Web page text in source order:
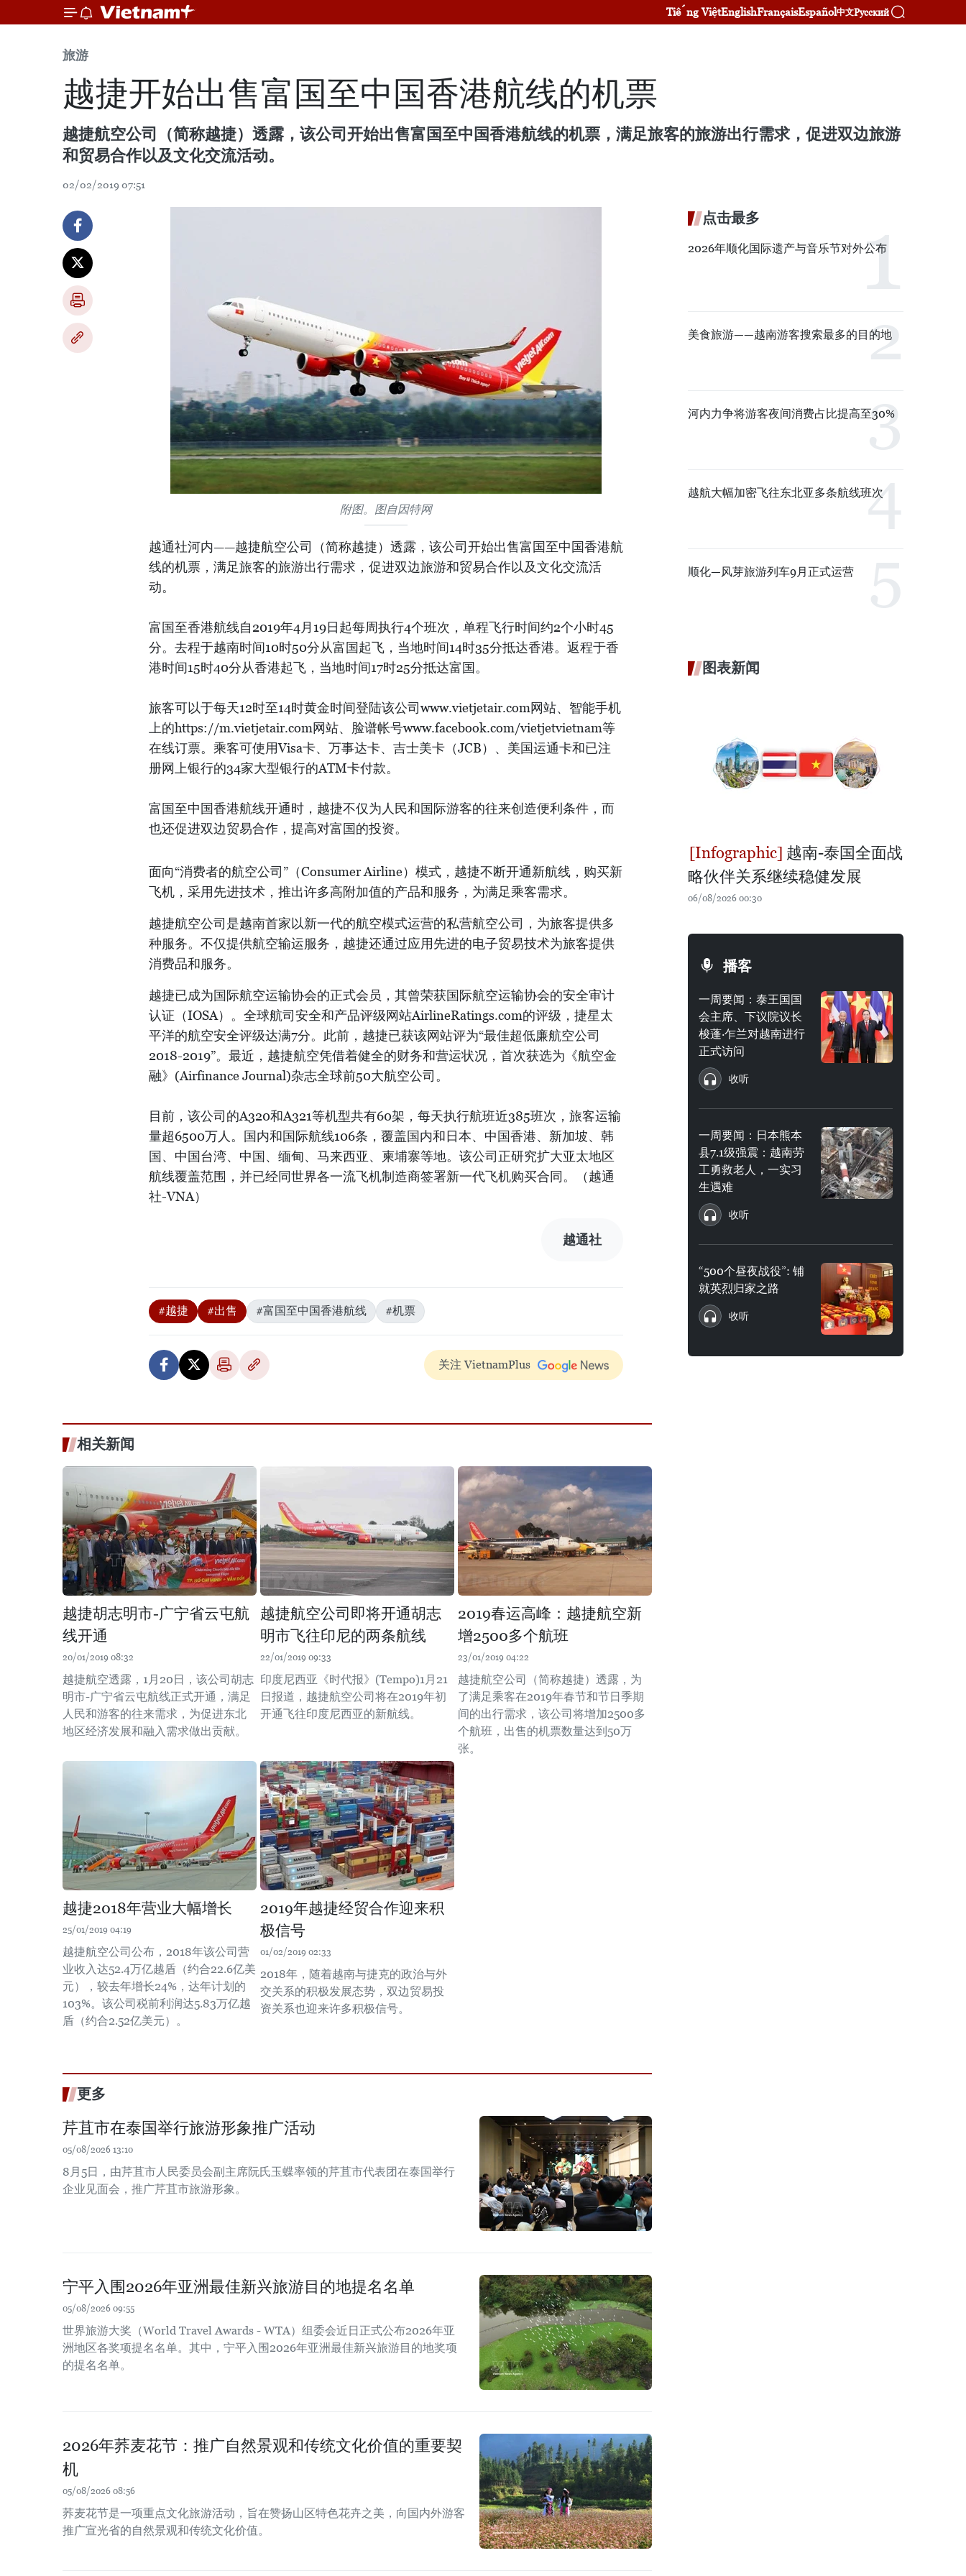
Tiếng ViệtEnglishFrançaisEspañol中文Русский
旅游
越捷开始出售富国至中国香港航线的机票
越捷航空公司（简称越捷）透露，该公司开始出售富国至中国香港航线的机票，满足旅客的旅游出行需求，促进双边旅游
和贸易合作以及文化交流活动。
02/02/2019 07:51
附图。图自因特网
越通社河内——越捷航空公司（简称越捷）透露，该公司开始出售富国至中国香港航
线的机票，满足旅客的旅游出行需求，促进双边旅游和贸易合作以及文化交流活
动。
富国至香港航线自2019年4月19日起每周执行4个班次，单程飞行时间约2个小时45
分。去程于越南时间10时50分从富国起飞，当地时间14时35分抵达香港。返程于香
港时间15时40分从香港起飞，当地时间17时25分抵达富国。
旅客可以于每天12时至14时黄金时间登陆该公司www.vietjetair.com网站、智能手机
上的https://m.vietjetair.com网站、脸谱帐号www.facebook.com/vietjetvietnam等
在线订票。乘客可使用Visa卡、万事达卡、吉士美卡（JCB）、美国运通卡和已注
册网上银行的34家大型银行的ATM卡付款。
富国至中国香港航线开通时，越捷不仅为人民和国际游客的往来创造便利条件，而
也还促进双边贸易合作，提高对富国的投资。
面向“消费者的航空公司”（Consumer Airline）模式，越捷不断开通新航线，购买新
飞机，采用先进技术，推出许多高附加值的产品和服务，为满足乘客需求。
越捷航空公司是越南首家以新一代的航空模式运营的私营航空公司，为旅客提供多
种服务。不仅提供航空输运服务，越捷还通过应用先进的电子贸易技术为旅客提供
消费品和服务。
越捷已成为国际航空运输协会的正式会员，其曾荣获国际航空运输协会的安全审计
认证（IOSA）。全球航司安全和产品评级网站AirlineRatings.com的评级，捷星太
平洋的航空安全评级达满7分。此前，越捷已获该网站评为“最佳超低廉航空公司
2018-2019”。最近，越捷航空凭借着健全的财务和营运状况，首次获选为《航空金
融》(Airfinance Journal)杂志全球前50大航空公司。
目前，该公司的A320和A321等机型共有60架，每天执行航班近385班次，旅客运输
量超6500万人。国内和国际航线106条，覆盖国内和日本、中国香港、新加坡、韩
国、中国台湾、中国、缅甸、马来西亚、柬埔寨等地。该公司正研究扩大亚太地区
航线覆盖范围，并已经同世界各一流飞机制造商签署新一代飞机购买合同。（越通
社-VNA）
越通社
#越捷 #出售 #富国至中国香港航线 #机票
关注 VietnamPlus
相关新闻
越捷胡志明市-广宁省云屯航
线开通
20/01/2019 08:32
越捷航空透露，1月20日，该公司胡志
明市-广宁省云屯航线正式开通，满足
人民和游客的往来需求，为促进东北
地区经济发展和融入需求做出贡献。
越捷航空公司即将开通胡志
明市飞往印尼的两条航线
22/01/2019 09:33
印度尼西亚《时代报》(Tempo)1月21
日报道，越捷航空公司将在2019年初
开通飞往印度尼西亚的新航线。
2019春运高峰：越捷航空新
增2500多个航班
23/01/2019 04:22
越捷航空公司（简称越捷）透露，为
了满足乘客在2019年春节和节日季期
间的出行需求，该公司将增加2500多
个航班，出售的机票数量达到50万
张。
越捷2018年营业大幅增长
25/01/2019 04:19
越捷航空公司公布，2018年该公司营
业收入达52.4万亿越盾（约合22.6亿美
元），较去年增长24%，达年计划的
103%。该公司税前利润达5.83万亿越
盾（约合2.52亿美元）。
2019年越捷经贸合作迎来积
极信号
01/02/2019 02:33
2018年，随着越南与捷克的政治与外
交关系的积极发展态势，双边贸易投
资关系也迎来许多积极信号。
更多
芹苴市在泰国举行旅游形象推广活动
05/08/2026 13:10
8月5日，由芹苴市人民委员会副主席阮氏玉蝶率领的芹苴市代表团在泰国举行
企业见面会，推广芹苴市旅游形象。
宁平入围2026年亚洲最佳新兴旅游目的地提名名单
05/08/2026 09:55
世界旅游大奖（World Travel Awards - WTA）组委会近日正式公布2026年亚
洲地区各奖项提名名单。其中，宁平入围2026年亚洲最佳新兴旅游目的地奖项
的提名名单。
2026年荞麦花节：推广自然景观和传统文化价值的重要契
机
05/08/2026 08:56
荞麦花节是一项重点文化旅游活动，旨在赞扬山区特色花卉之美，向国内外游客
推广宣光省的自然景观和传统文化价值。
点击最多
2026年顺化国际遗产与音乐节对外公布
美食旅游——越南游客搜索最多的目的地
河内力争将游客夜间消费占比提高至30%
越航大幅加密飞往东北亚多条航线班次
顺化—风芽旅游列车9月正式运营
图表新闻
越南-泰国全面战
略伙伴关系继续稳健发展
06/08/2026 00:30
播客
一周要闻：泰王国国
会主席、下议院议长
梭蓬·乍兰对越南进行
正式访问
收听
一周要闻：日本熊本
县7.1级强震：越南劳
工勇救老人，一实习
生遇难
收听
“500个昼夜战役”: 铺
就英烈归家之路
收听